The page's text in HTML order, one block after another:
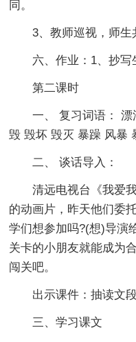
同。
3、教师巡视，师生
六、作业：1、抄
第二课时
一、 复习词语：
毁 毁坏 毁灭 暴躁 风暴
二、 谈话导入：
清远电视台《我爱
的动画片，昨天他们委
学们想参加吗?(想)导演
关卡的小朋友就能成为
闯关吧。
出示课件：抽读文
三、学习课文